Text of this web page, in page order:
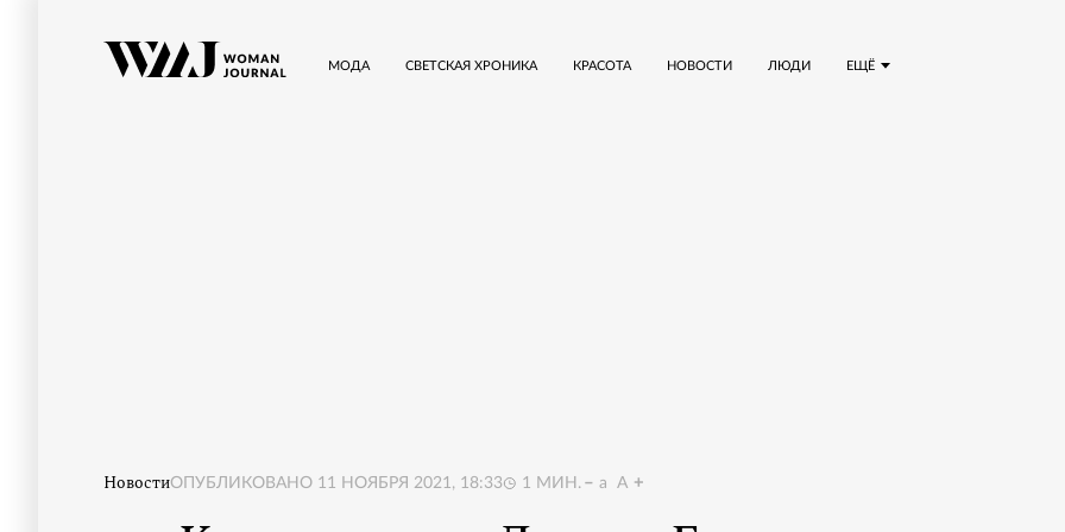
ЕЩЁ
МОДА СВЕТСКАЯ ХРОНИКА КРАСОТА НОВОСТИ ЛЮДИ
НовостиОПУБЛИКОВАНО 11 НОЯБРЯ 2021, 18:33 1 МИН. a A